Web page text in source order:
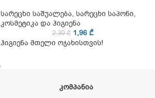
სარეცხი საშუალება, სარეცხი საპონი,
კოსმეტიკა და ჰიგიენა
2,30₾ 1,96 ₾
ჰიგიენა მთელი ოჯახისთვის!
ᲙᲝᲛᲞᲐᲜᲘᲐ